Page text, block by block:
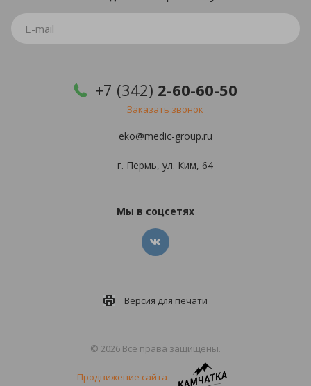
+7 (342) 2-60-60-50
Заказать звонок
eko@medic-group.ru
г. Пермь, ул. Ким, 64
Мы в соцсетях
Версия для печати
© 2026 Все права защищены.
Продвижение сайта